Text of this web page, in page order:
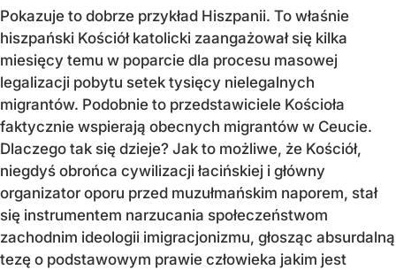
Pokazuje to dobrze przykład Hiszpanii. To właśnie
hiszpański Kościół katolicki zaangażował się kilka
miesięcy temu w poparcie dla procesu masowej
legalizacji pobytu setek tysięcy nielegalnych
migrantów. Podobnie to przedstawiciele Kościoła
faktycznie wspierają obecnych migrantów w Ceucie.
Dlaczego tak się dzieje? Jak to możliwe, że Kościół,
niegdyś obrońca cywilizacji łacińskiej i główny
organizator oporu przed muzułmańskim naporem, stał
się instrumentem narzucania społeczeństwom
zachodnim ideologii imigracjonizmu, głosząc absurdalną
tezę o podstawowym prawie człowieka jakim jest